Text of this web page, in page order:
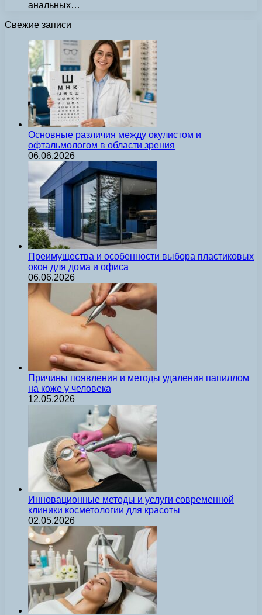
анальных…
Свежие записи
Основные различия между окулистом и
офтальмологом в области зрения
06.06.2026
Преимущества и особенности выбора пластиковых
окон для дома и офиса
06.06.2026
Причины появления и методы удаления папиллом
на коже у человека
12.05.2026
Инновационные методы и услуги современной
клиники косметологии для красоты
02.05.2026